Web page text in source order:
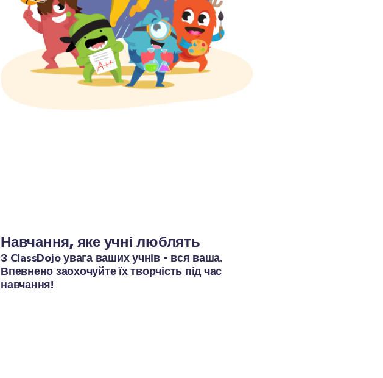
Навчання, яке учні люблять
З ClassDojo увага ваших учнів - вся ваша.
Впевнено заохочуйте їх творчість під час
навчання!